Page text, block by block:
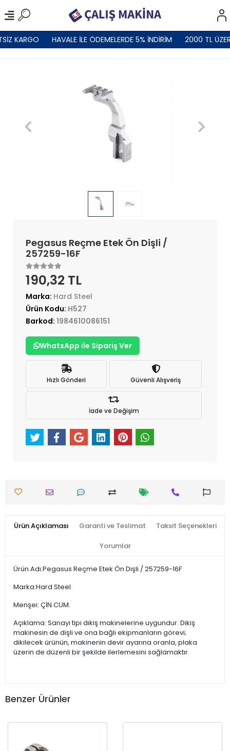
KARGO HAVALE İLE ÖDEMELERDE 5% İNDİRİM 2000 TL
Pegasus Reçme Etek Ön Dişli /
257259-16F
190,32 TL
Marka: Hard Steel
Ürün Kodu: H527
Barkod: 1984610086151
WhatsApp ile Sipariş Ver
Hızlı Gönderi Güvenli Alışveriş
İade ve Değişim
Ürün Açıklaması Garanti ve Teslimat Taksit Seçenekleri
Yorumlar
Ürün Adı:Pegasus Reçme Etek Ön Dişli / 257259-16F
Marka:Hard Steel
Menşei: ÇİN.CUM.
Açıklama: Sanayi tipi dikiş makinelerine uygundur. Dikiş
makinesin de dişli ve ona bağlı ekipmanların görevi;
dikilecek ürünün, makinenin devir ayarına oranla, plaka
üzerin de düzenli bir şekilde ilerlemesini sağlamaktır.
Benzer Ürünler